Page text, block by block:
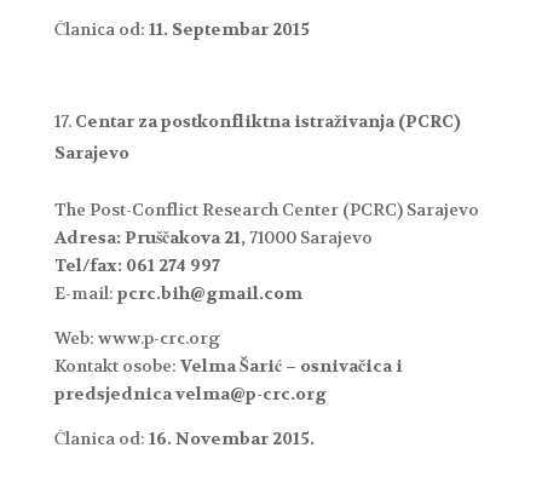
Članica od: 11. Septembar 2015
Centar za postkonfliktna istraživanja (PCRC)
Sarajevo
The Post-Conflict Research Center (PCRC) Sarajevo
Adresa: Pruščakova 21,71000 Sarajevo
Tel/fax: 061 274 997
E-mail: pcrc.bih@gmail.com
Web: www.p-crc.org
Kontakt osobe: Velma Šarić – osnivačica i
predsjednica velma@p-crc.org
Članica od: 16. Novembar 2015.